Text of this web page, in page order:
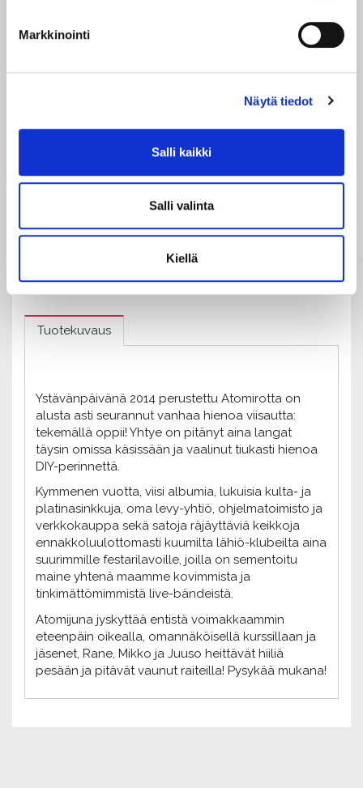
Markkinointi
Näytä tiedot
Salli kaikki
Salli valinta
Kiellä
Tapahtuma
30,00€ / kpl sis. alv 13,50 %
Lisää ostoskoriin
Tuotekuvaus
Ystävänpäivänä 2014 perustettu Atomirotta on
alusta asti seurannut vanhaa hienoa viisautta:
tekemällä oppii! Yhtye on pitänyt aina langat
täysin omissa käsissään ja vaalinut tiukasti hienoa
DIY-perinnettä.
Kymmenen vuotta, viisi albumia, lukuisia kulta- ja
platinasinkkuja, oma levy-yhtiö, ohjelmatoimisto ja
verkkokauppa sekä satoja räjäyttäviä keikkoja
ennakkoluulottomasti kuumilta lähiö-klubeilta aina
suurimmille festarilavoille, joilla on sementoitu
maine yhtenä maamme kovimmista ja
tinkimättömimmistä live-bändeistä.
Atomijuna jyskyttää entistä voimakkaammin
eteenpäin oikealla, omannäköisellä kurssillaan ja
jäsenet, Rane, Mikko ja Juuso heittävät hiiliä
pesään ja pitävät vaunut raiteilla! Pysykää mukana!